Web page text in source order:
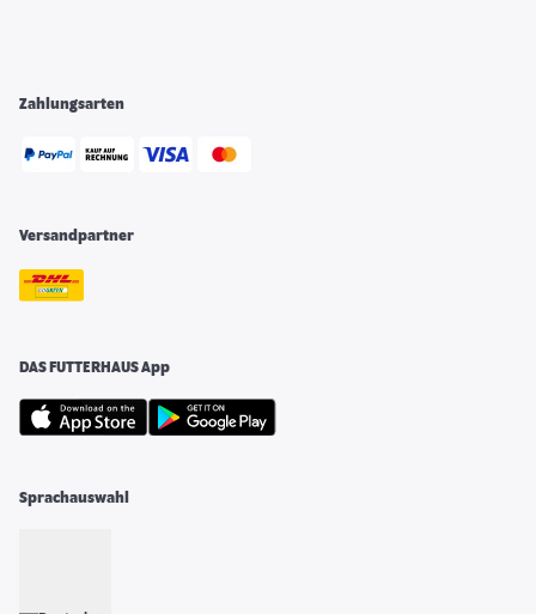
Zahlungsarten
Versandpartner
DAS FUTTERHAUS App
Sprachauswahl